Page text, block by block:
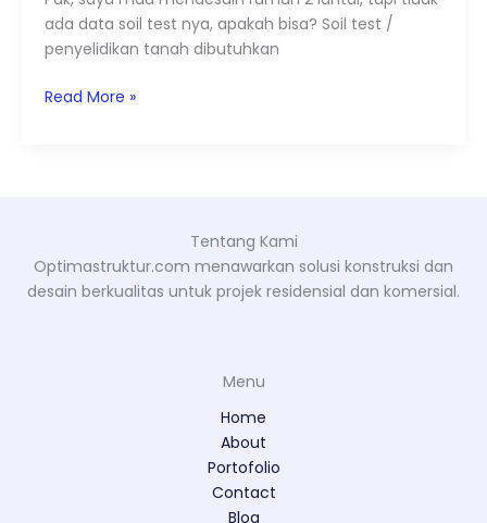
ada data soil test nya, apakah bisa? Soil test /
penyelidikan tanah dibutuhkan
Read More »
Tentang Kami
Optimastruktur.com menawarkan solusi konstruksi dan
desain berkualitas untuk projek residensial dan komersial.
Menu
Home
About
Portofolio
Contact
Blog